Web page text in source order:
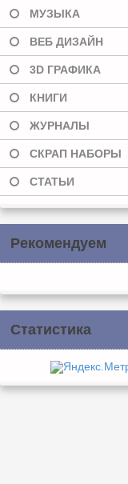
МУЗЫКА
ВЕБ ДИЗАЙН
3D ГРАФИКА
КНИГИ
ЖУРНАЛЫ
СКРАП НАБОРЫ
СТАТЬИ
Рекомендуем
Статистика